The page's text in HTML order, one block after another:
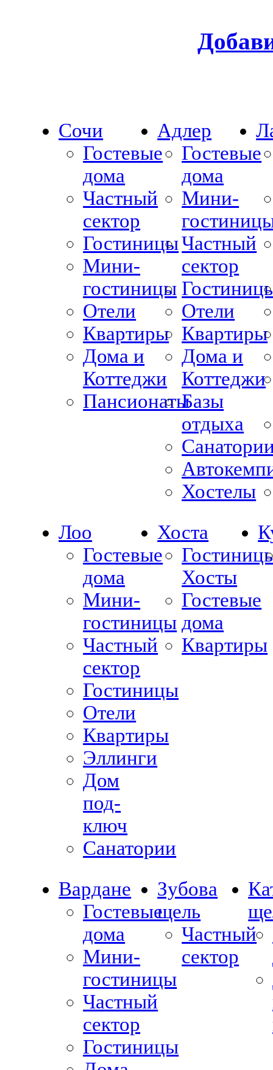
Сочи
Гостевые
дома
Частный
сектор
Гостиницы
Мини-
гостиницы
Отели
Квартиры
Дома и
Коттеджи
Пансионаты
Адлер
Гостевые
дома
Мини-
Частный
сектор
Отели
Квартиры
Дома и
Коттеджи
Базы
отдыха
Хостелы
Лоо
Гостевые
дома
Мини-
гостиницы
Частный
сектор
Гостиницы
Отели
Квартиры
Эллинги
Дом
под-
ключ
Санатории
Хоста
Хосты
Гостевые
дома
Квартиры
Вардане
Гостевые
дома
Мини-
гостиницы
Частный
сектор
Гостиницы
Зубова
щель
Частный
сектор